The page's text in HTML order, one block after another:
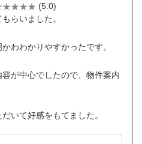
(5.0)
らいました。
わわかりやすかったです。
が中心でしたので、物件案内
いて好感をもてました。